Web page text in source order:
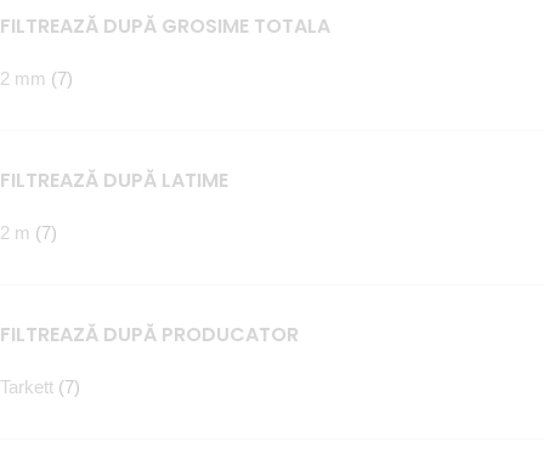
FILTREAZĂ DUPĂ GROSIME TOTALA
2 mm (7)
FILTREAZĂ DUPĂ LATIME
2 m (7)
FILTREAZĂ DUPĂ PRODUCATOR
Tarkett (7)